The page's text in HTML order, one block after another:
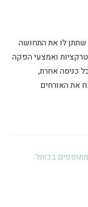
שתתן לו את התחושה
ואמצעי הפקה
כניסה אחרת,
את האורחים